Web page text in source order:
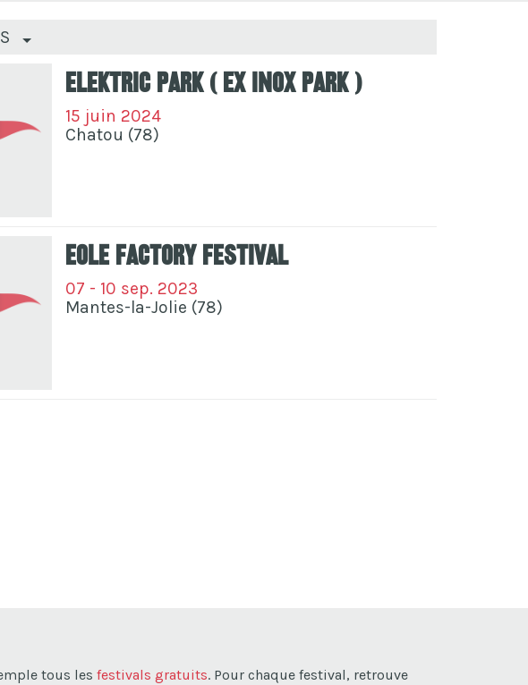
Elektric park ( ex Inox Park )
15 juin 2024
Chatou (78)
Eole Factory Festival
07 - 10 sep. 2023
Mantes-la-Jolie (78)
tous les festivals gratuits. Pour chaque festival, retrouve